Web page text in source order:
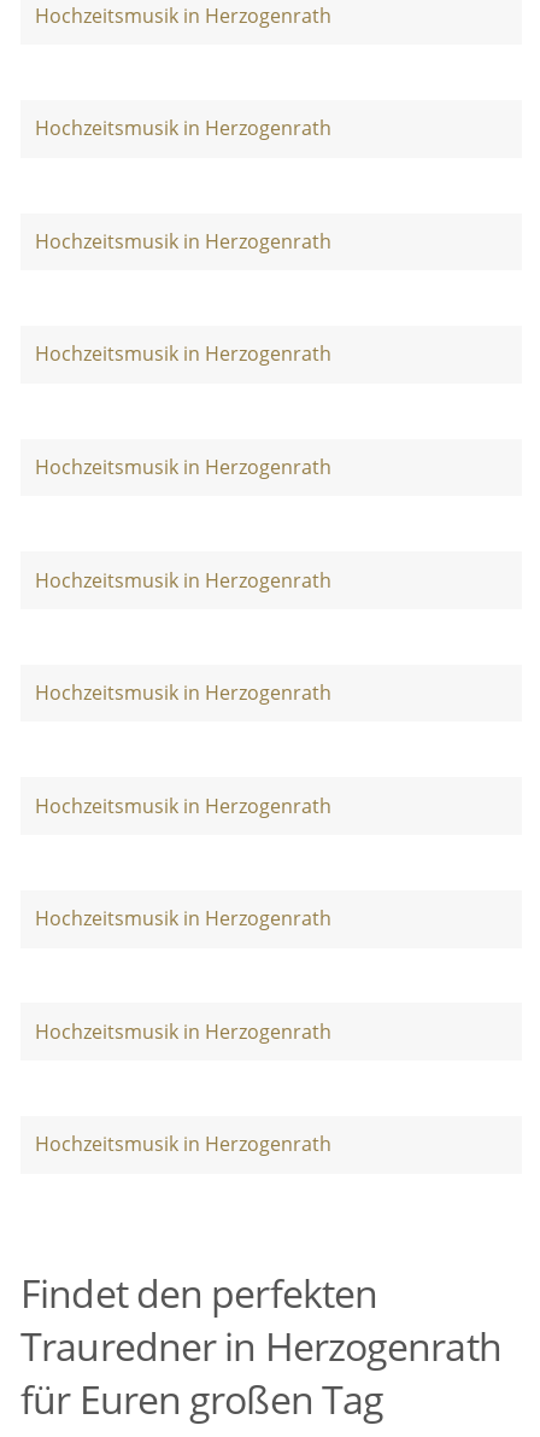
Hochzeitsmusik in Herzogenrath
Hochzeitsmusik in Herzogenrath
Hochzeitsmusik in Herzogenrath
Hochzeitsmusik in Herzogenrath
Hochzeitsmusik in Herzogenrath
Hochzeitsmusik in Herzogenrath
Hochzeitsmusik in Herzogenrath
Hochzeitsmusik in Herzogenrath
Hochzeitsmusik in Herzogenrath
Hochzeitsmusik in Herzogenrath
Hochzeitsmusik in Herzogenrath
Findet den perfekten
Trauredner in Herzogenrath
für Euren großen Tag